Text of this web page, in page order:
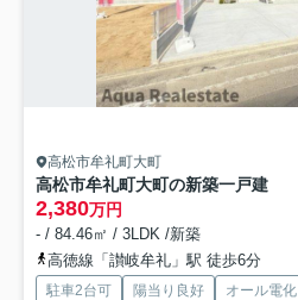
高松市牟礼町大町
高松市牟礼町大町の新築一戸建
2,380万円
- / 84.46㎡ / 3LDK /新築
高徳線「讃岐牟礼」駅 徒歩6分
駐車2台可 陽当り良好 オール電化